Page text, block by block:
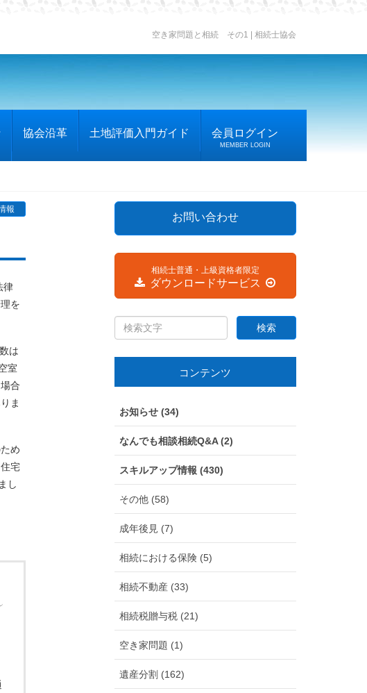
空き家問題と相続 その1 | 相続士協会
協会沿革 土地評価入門ガイド 会員ログイン
MEMBER LOGIN
報
律
を
は
室
合
ま
め
宅
し
お問い合わせ
相続士普通・上級資格者限定
ダウンロードサービス
コンテンツ
お知らせ (34)
なんでも相談相続Q&A (2)
スキルアップ情報 (430)
その他 (58)
成年後見 (7)
相続における保険 (5)
相続不動産 (33)
相続税贈与税 (21)
空き家問題 (1)
遺産分割 (162)